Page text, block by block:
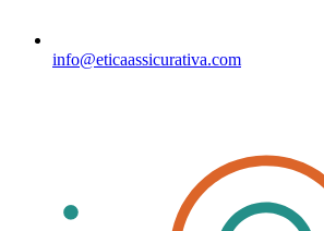
info@eticaassicurativa.com